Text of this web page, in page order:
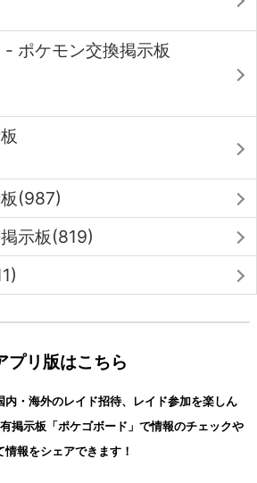
ポケモン交換掲示板
(987)
示板(819)
プリ版はこちら
内・海外のレイド招待、レイド参加を楽しん
掲示板「ポケゴボード」で情報のチェックや
報をシェアできます！